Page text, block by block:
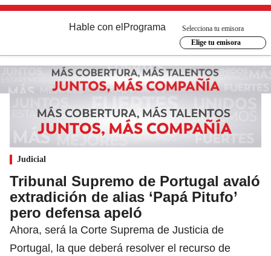
Hable con el Programa
Selecciona tu emisora
Elige tu emisora
Judicial
Tribunal Supremo de Portugal avaló
extradición de alias ‘Papá Pitufo’
pero defensa apeló
Ahora, será la Corte Suprema de Justicia de
Portugal, la que deberá resolver el recurso de